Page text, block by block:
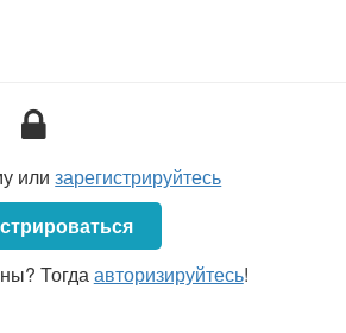
илизарегистрируйтесь
Тогдаавторизируйтесь!